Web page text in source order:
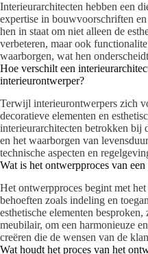
Interieurarchitecten hebben een
expertise in bouwvoorschriften
hen in staat om niet alleen de
verbeteren, maar ook
waarborgen, wat hen
Hoe verschilt een
interieurontwerper?
Terwijl interieurontwerpers zich
decoratieve elementen en
interieurarchitecten betrokken bij
en het waarborgen van
technische aspecten en
Wat is het ontwerpproces van
Het ontwerpproces begint met
behoeften zoals indeling en
esthetische elementen besproken,
meubilair, om een harmonieuze
creëren die de wensen van de
Wat houdt het proces van het